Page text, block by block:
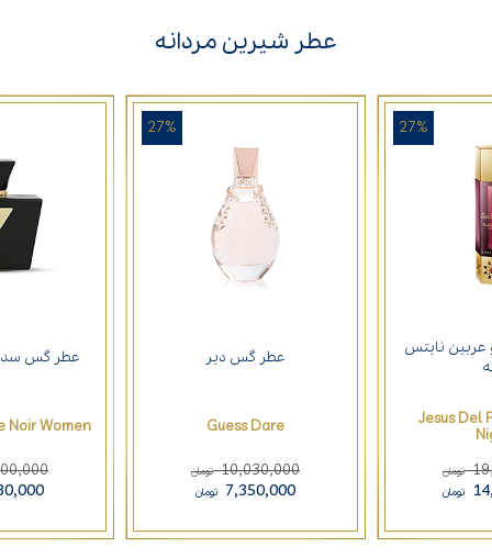
عطر شیرین مردانه
27%
نایتس
Jesus Del
تومان
تومان
27%
عطر گس دیر
Guess Dare
10,030,000 تومان
7,350,000 تومان
عطر گس
Noir Women